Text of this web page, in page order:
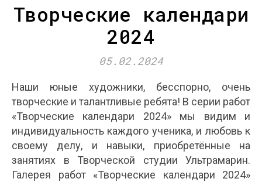
Творческие календари
2024
05.02.2024
Наши юные художники, бесспорно, очень
творческие и талантливые ребята! В серии работ
«Творческие календари 2024» мы видим и
индивидуальность каждого ученика, и любовь к
своему делу, и навыки, приобретённые на
занятиях в Творческой студии Ультрамарин.
Галерея работ «Творческие календари 2024»